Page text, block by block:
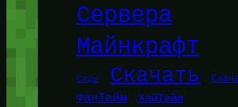
Сервера
Майнкрафт
Сиды Скачать
ФанТайм ХайТейл